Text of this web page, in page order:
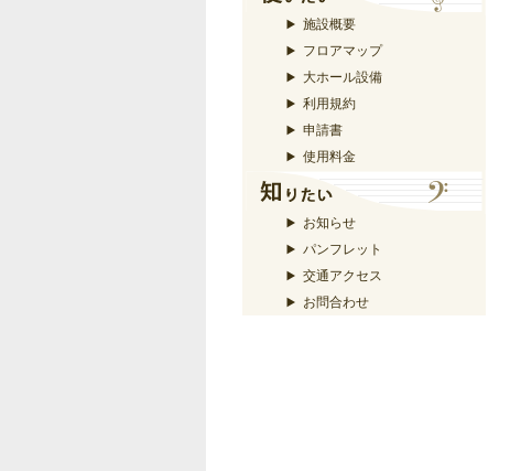
施設概要
フロアマップ
大ホール設備
利用規約
申請書
使用料金
お知らせ
パンフレット
交通アクセス
お問合わせ